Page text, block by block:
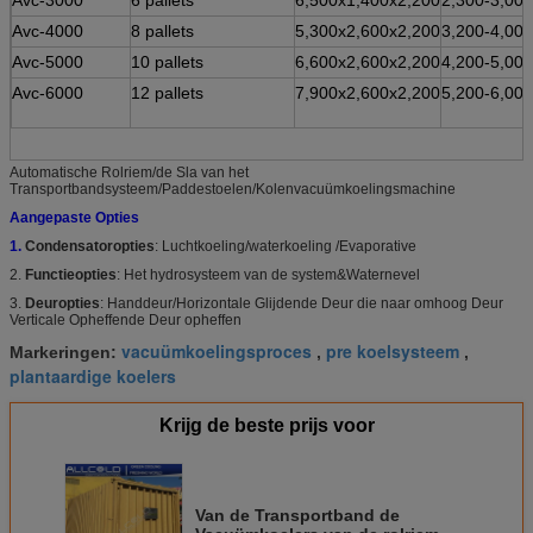
Avc-4000
8 pallets 5,300x2,600x2,2003,200-4,000
Avc-5000
10 pallets 6,600x2,600x2,2004,200-5,000
Avc-6000
12 pallets 7,900x2,600x2,2005,200-6,000
Automatische Rolriem/de Sla van het
Transportbandsysteem/Paddestoelen/Kolenvacuümkoelingsmachine
Aangepaste Opties
1. Condensatoropties: Luchtkoeling/waterkoeling /Evaporative
2. Functieopties: Het hydrosysteem van de system&Waternevel
3. Deuropties: Handdeur/Horizontale Glijdende Deur die naar omhoog Deur
Verticale Opheffende Deur opheffen
Markeringen: vacuümkoelingsproces , pre koelsysteem ,
plantaardige koelers
Krijg de beste prijs voor
Van de Transportband de